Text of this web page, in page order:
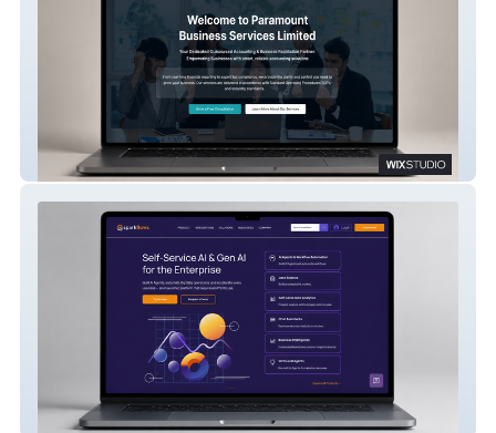
Paramount Business Services
Sparkflows